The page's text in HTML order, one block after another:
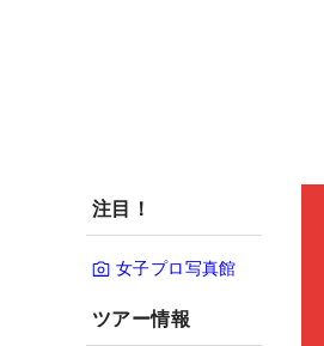
注目！
女子プロ写真館
ツアー情報